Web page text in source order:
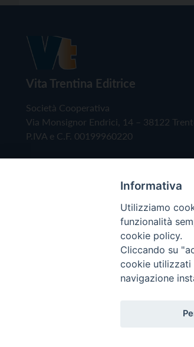
Vita Trentina Editrice
Società Cooperativa
Via Monsignor Endrici, 14 – 38122
P.IVA e C.F. 00199960220
Copyright © 2019 - Tutti i diritti
Informativa
Utilizziamo
funzionalità
cookie policy.
Cliccando su
cookie utilizzati
navigazione